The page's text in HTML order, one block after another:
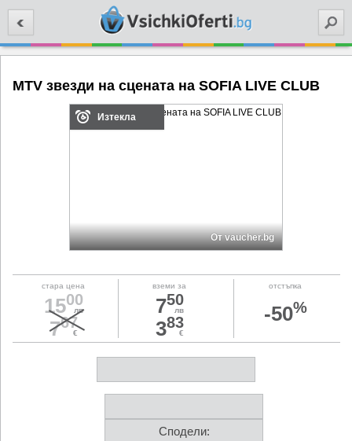
MTV звезди на сцената на SOFIA LIVE CLUB
Изтекла
От vaucher.bg
стара цена
1500
лв
767
€
вземи за
750
лв
383
€
отстъпка
-50%
Сподели: